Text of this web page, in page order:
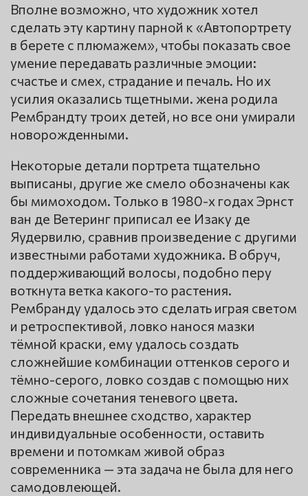
Вполне возможно, что художник хотел
сделать эту картину парной к «Автопортрету
в берете с плюмажем», чтобы показать свое
умение передавать различные эмоции:
счастье и смех, страдание и печаль. Но их
усилия оказались тщетными. жена родила
Рембрандту троих детей, но все они умирали
новорожденными.
Некоторые детали портрета тщательно
выписаны, другие же смело обозначены как
бы мимоходом. Только в 1980-х годах Эрнст
ван де Ветеринг приписал ее Изаку де
Яудервилю, сравнив произведение с другими
известными работами художника. В обруч,
поддерживающий волосы, подобно перу
воткнута ветка какого-то растения.
Рембранду удалось это сделать играя светом
и ретроспективой, ловко нанося мазки
тёмной краски, ему удалось создать
сложнейшие комбинации оттенков серого и
тёмно-серого, ловко создав с помощью них
сложные сочетания теневого цвета.
Передать внешнее сходство, характер
индивидуальные особенности, оставить
времени и потомкам живой образ
современника — эта задача не была для него
самодовлеющей.